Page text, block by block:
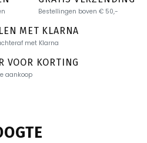
Bestellingen boven € 50,-
MET KLARNA
met Klarna
VOOR KORTING
aankoop